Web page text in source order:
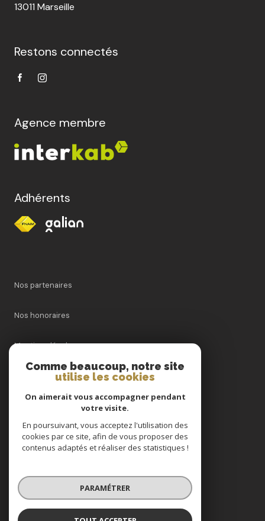
13011 Marseille
Restons connectés
Agence membre
Adhérents
Nos partenaires
Nos honoraires
Mentions légales
Cookies
© 2026 | Tous droits réservés
Réalisé par
Comme beaucoup, notre site
utilise les cookies
On aimerait vous accompagner pendant
votre visite.
En poursuivant, vous acceptez l'utilisation des
cookies par ce site, afin de vous proposer des
contenus adaptés et réaliser des statistiques !
PARAMÉTRER